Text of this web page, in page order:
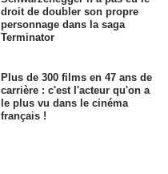
droit de doubler son propre
personnage dans la saga
Terminator
Plus de 300 films en 47 ans de
carrière : c'est l'acteur qu'on a
le plus vu dans le cinéma
français !